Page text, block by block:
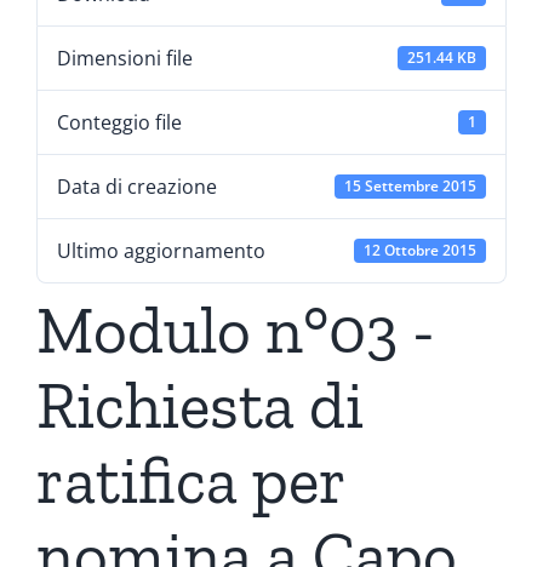
Dimensioni file 251.44 KB
Conteggio file 1
Data di creazione 15 Settembre 2015
Ultimo aggiornamento 12 Ottobre 2015
Modulo n°03 -
Richiesta di
ratifica per